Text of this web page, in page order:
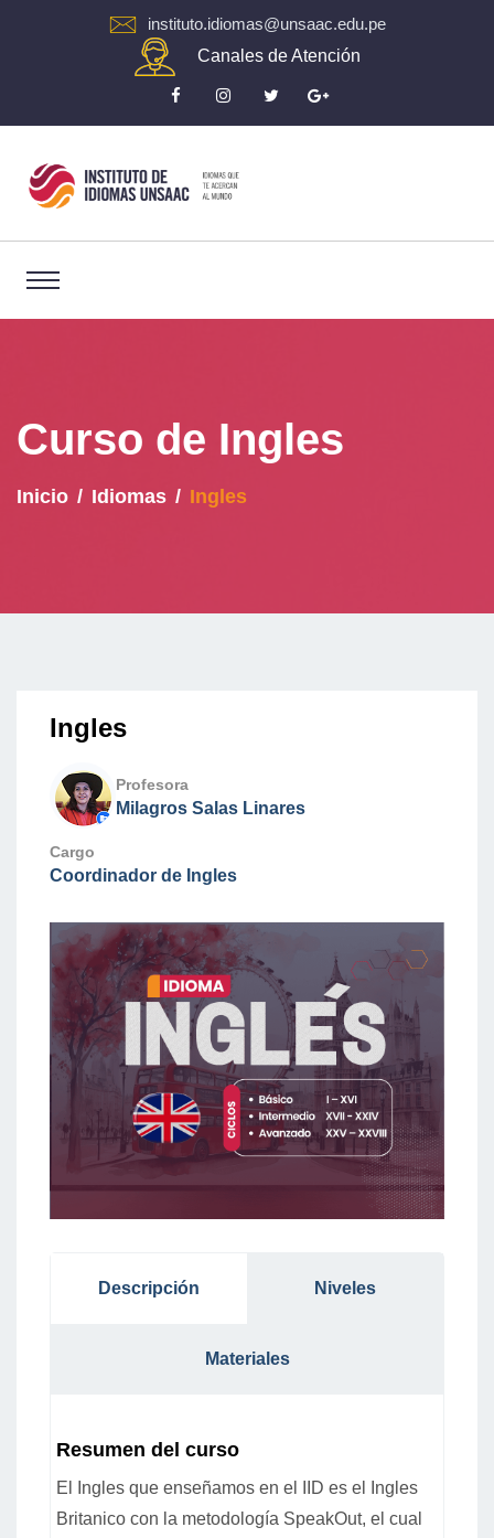
instituto.idiomas@unsaac.edu.pe
Canales de Atención
Curso de Ingles
Inicio Idiomas Ingles
Ingles
Profesora
Milagros Salas Linares
Cargo
Coordinador de Ingles
Descripción Niveles
Materiales
Resumen del curso
El Ingles que enseñamos en el IID es el Ingles
Britanico con la metodología SpeakOut, el cual